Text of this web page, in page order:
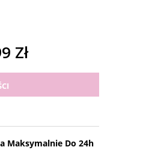
Zł
Maksymalnie Do 24h